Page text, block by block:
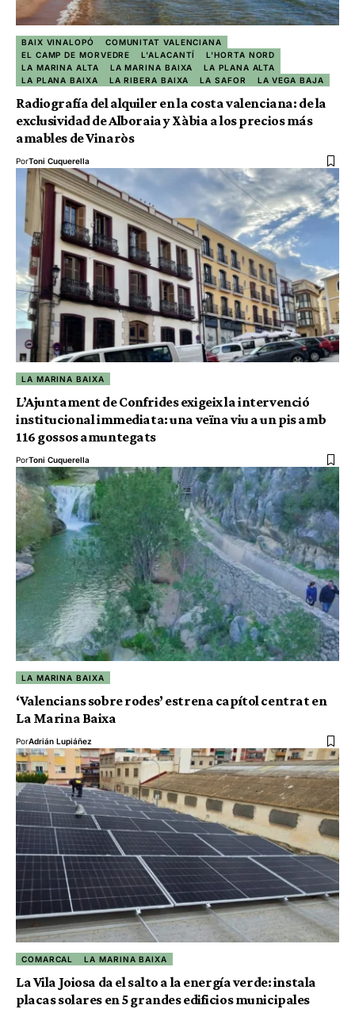
BAIX VINALOPÓ
COMUNITAT VALENCIANA
EL CAMP DE MORVEDRE
L'ALACANTÍ
L'HORTA NORD
LA MARINA ALTA
LA MARINA BAIXA
LA PLANA ALTA
LA PLANA BAIXA
LA RIBERA BAIXA LA SAFOR LA VEGA BAJA
Radiografía del alquiler en la costa valenciana: de la
exclusividad de Alboraia y Xàbia a los precios más
amables de Vinaròs
PorToni Cuquerella
LA MARINA BAIXA
L’Ajuntament de Confrides exigeix la intervenció
institucional immediata: una veïna viu a un pis amb
116 gossos amuntegats
PorToni Cuquerella
LA MARINA BAIXA
‘Valencians sobre rodes’ estrena capítol centrat en
La Marina Baixa
PorAdrián Lupiáñez
COMARCAL LA MARINA BAIXA
La Vila Joiosa da el salto a la energía verde: instala
placas solares en 5 grandes edificios municipales